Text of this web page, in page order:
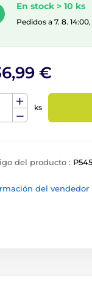
En stock > 10 ks
Pedidos a 7. 8.
€
ks
del producto :
del vendedor